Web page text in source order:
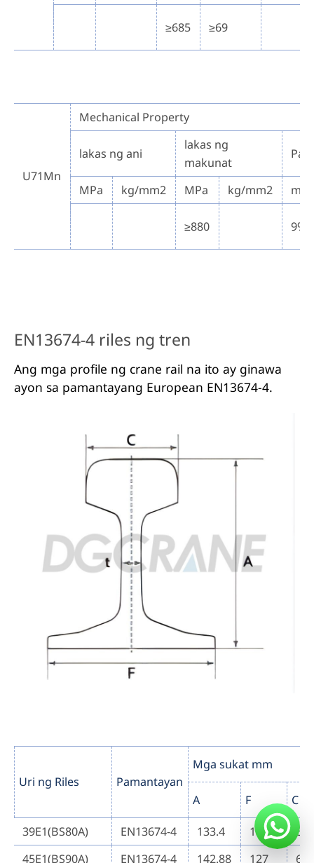
≥685 ≥69
U71Mn
Mechanical Property
lakas ng ani
lakas ng
makunat
MPa kg/mm2 MPa kg/mm2 min
≥880 9%
EN13674-4 riles ng tren
Ang mga profile ng crane rail na ito ay ginawa
ayon sa pamantayang European EN13674-4.
Uri ng Riles Pamantayan
Mga sukat mm
A F C
39E1(BS80A) EN13674-4 133.4 117.5
45E1(BS90A)
EN13674-4 142.88 127